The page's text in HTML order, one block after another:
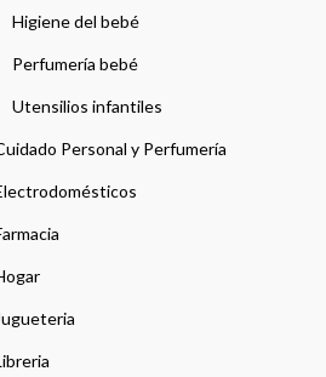
Higiene del bebé
Perfumería bebé
Utensilios infantiles
Personal y Perfumería